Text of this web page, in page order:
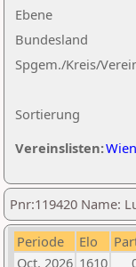
Ebene
Sortierung
Bundesland
Spgem./Kreis/
Vereinslisten:Wien
Pnr:119420 Name:
Periode Elo
Oct. 2026 1610